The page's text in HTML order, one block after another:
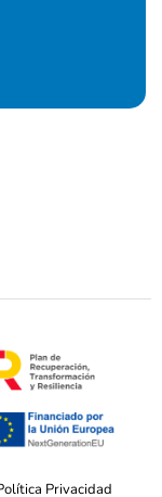
Privacidad